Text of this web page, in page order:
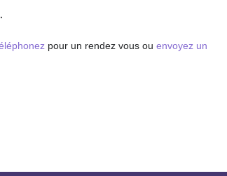
pour un rendez vous ou envoyez un